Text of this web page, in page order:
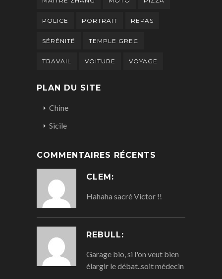
POLICE PORTRAIT REPAS
SÉRÉNITÉ TEMPLE GREC
TRAVAIL VOITURE VOYAGE
PLAN DU SITE
Chine
Sicile
COMMENTAIRES RÉCENTS
CLEM:
Hahaha sacré Victor !!
REBULL:
Garage bio, si l'on veut bien
élargir le débat..soit médecin